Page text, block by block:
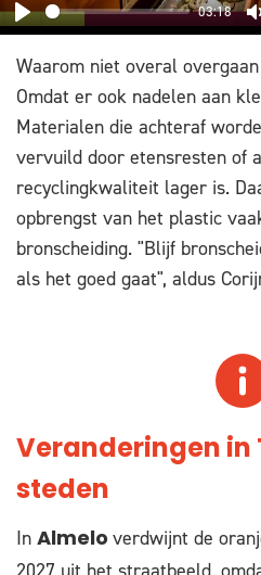
PLAY 03:18
Waarom niet overal
Omdat er ook nadelen aan
Materialen die achteraf
vervuild door etensresten of
recyclingkwaliteit lager is.
opbrengst van het plastic
bronscheiding. "Blijf
als het goed gaat", aldus
Veranderingen in
steden
In Almelo verdwijnt de